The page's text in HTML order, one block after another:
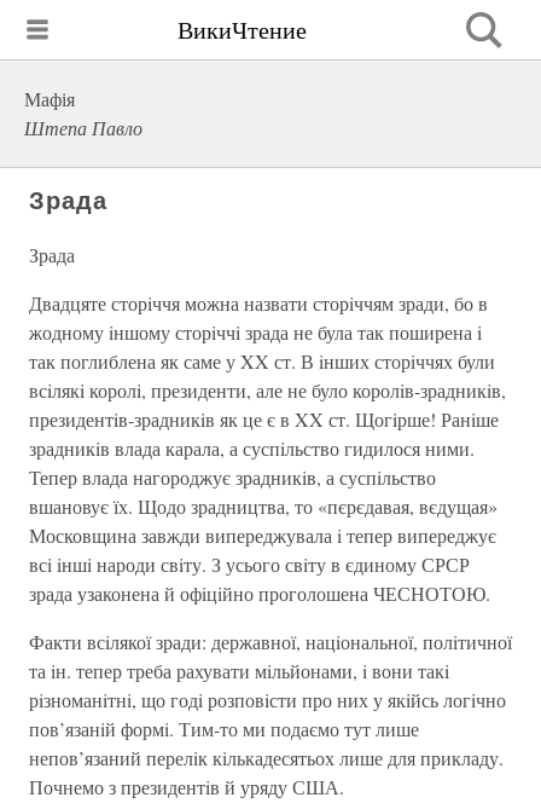
ВикиЧтение
Мафія
Штепа Павло
Зрада
Зрада
Двадцяте сторiччя можна назвати сторiччям зради, бо в
жодному iншому сторiччi зрада не була так поширена i
так поглиблена як саме у XX ст. В iнших сторiччях були
всiлякi королi, президенти, але не було королiв-зрадникiв,
президентiв-зрадникiв як це є в XX ст. Щогiрше! Ранiше
зрадникiв влада карала, а суспiльство гидилося ними.
Тепер влада нагороджує зрадникiв, а суспiльство
вшановує їх. Щодо зрадництва, то «пєрєдавая, вєдущая»
Московщина завжди випереджувала i тепер випереджує
всi iншi народи свiту. З усього свiту в єдиному СРСР
зрада узаконена й офiцiйно проголошена ЧЕСНОТОЮ.
Факти всiлякої зради: державної, нацiональної, полiтичної
та iн. тепер треба рахувати мiльйонами, i вони такi
рiзноманiтнi, що годi розповiсти про них у якiйсь логiчно
пов’язанiй формi. Тим-то ми подаємо тут лише
непов’язаний перелiк кiлькадесятьох лише для прикладу.
Почнемо з президентiв й уряду США.